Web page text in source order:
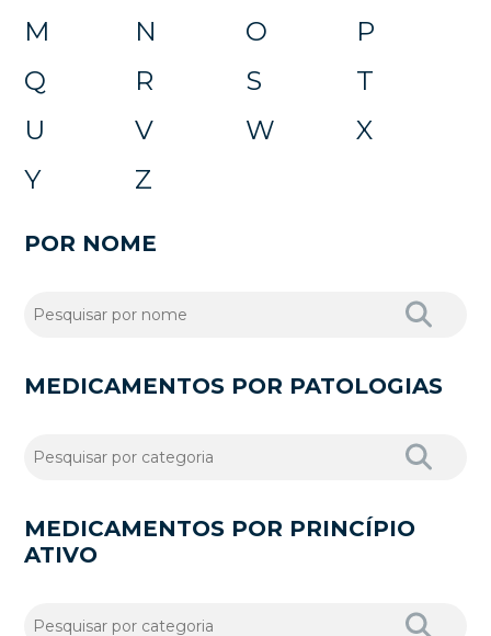
M
N O
P
Q
R S
T
U
V W
X
Y
Z
POR NOME
MEDICAMENTOS POR PATOLOGIAS
MEDICAMENTOS POR PRINCÍPIO
ATIVO